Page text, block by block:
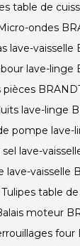
table de
ondes
lave-vaisselle
lave-linge
pièces
lave-linge
pompe lave-
lave-
lave-vaisselle
table
moteur
four